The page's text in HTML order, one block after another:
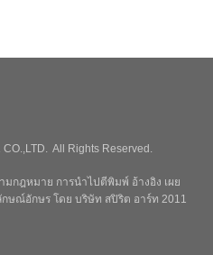
All Rights Reserved.
กฎหมาย การนำไปตีพิมพ์ อ้างอิง เผย
ษณ์อักษร โดย บริษัท สปิริต อาร์ท 2011